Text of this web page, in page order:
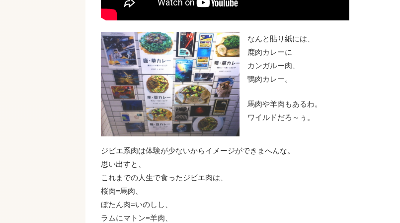
なんと貼り紙には、
鹿肉カレーに
カンガルー肉、
鴨肉カレー。
馬肉や羊肉もあるわ。
ワイルドだろ～ぅ。
ジビエ系肉は体験が少ないからイメージができまへんな。
思い出すと、
これまでの人生で食ったジビエ肉は、
桜肉=馬肉、
ぼたん肉=いのしし、
ラムにマトン=羊肉、